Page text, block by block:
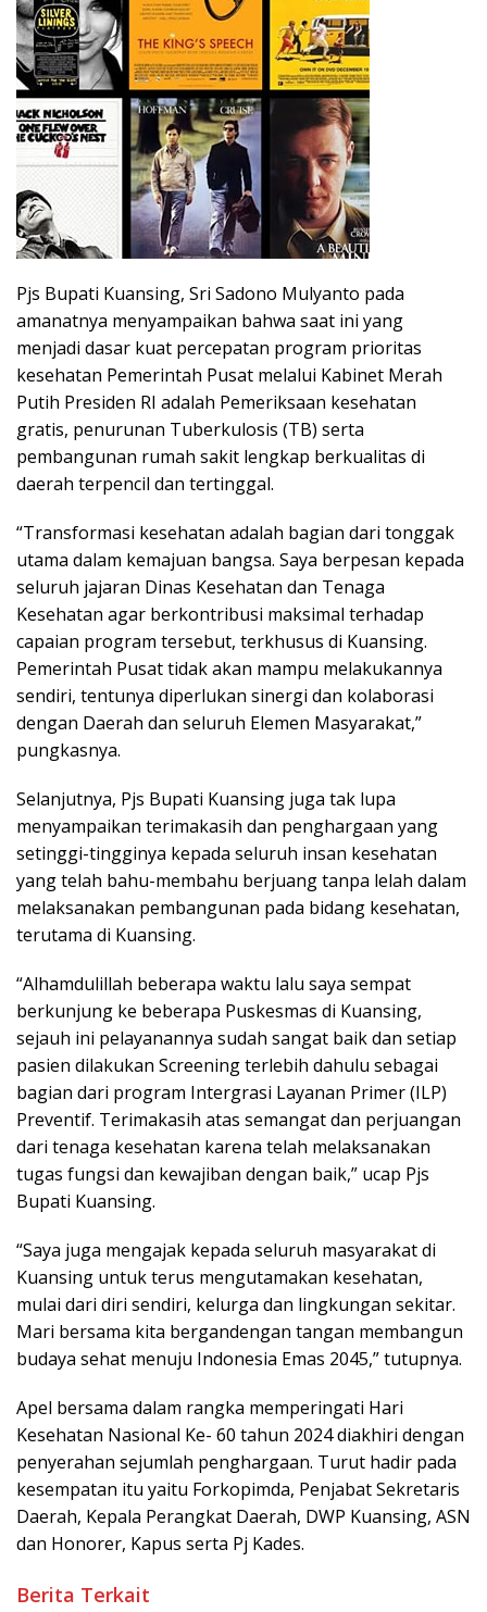
Pjs Bupati Kuansing, Sri Sadono Mulyanto pada
amanatnya menyampaikan bahwa saat ini yang
menjadi dasar kuat percepatan program prioritas
kesehatan Pemerintah Pusat melalui Kabinet Merah
Putih Presiden RI adalah Pemeriksaan kesehatan
gratis, penurunan Tuberkulosis (TB) serta
pembangunan rumah sakit lengkap berkualitas di
daerah terpencil dan tertinggal.
“Transformasi kesehatan adalah bagian dari tonggak
utama dalam kemajuan bangsa. Saya berpesan kepada
seluruh jajaran Dinas Kesehatan dan Tenaga
Kesehatan agar berkontribusi maksimal terhadap
capaian program tersebut, terkhusus di Kuansing.
Pemerintah Pusat tidak akan mampu melakukannya
sendiri, tentunya diperlukan sinergi dan kolaborasi
dengan Daerah dan seluruh Elemen Masyarakat,”
pungkasnya.
Selanjutnya, Pjs Bupati Kuansing juga tak lupa
menyampaikan terimakasih dan penghargaan yang
setinggi-tingginya kepada seluruh insan kesehatan
yang telah bahu-membahu berjuang tanpa lelah dalam
melaksanakan pembangunan pada bidang kesehatan,
terutama di Kuansing.
“Alhamdulillah beberapa waktu lalu saya sempat
berkunjung ke beberapa Puskesmas di Kuansing,
sejauh ini pelayanannya sudah sangat baik dan setiap
pasien dilakukan Screening terlebih dahulu sebagai
bagian dari program Intergrasi Layanan Primer (ILP)
Preventif. Terimakasih atas semangat dan perjuangan
dari tenaga kesehatan karena telah melaksanakan
tugas fungsi dan kewajiban dengan baik,” ucap Pjs
Bupati Kuansing.
“Saya juga mengajak kepada seluruh masyarakat di
Kuansing untuk terus mengutamakan kesehatan,
mulai dari diri sendiri, kelurga dan lingkungan sekitar.
Mari bersama kita bergandengan tangan membangun
budaya sehat menuju Indonesia Emas 2045,” tutupnya.
Apel bersama dalam rangka memperingati Hari
Kesehatan Nasional Ke- 60 tahun 2024 diakhiri dengan
penyerahan sejumlah penghargaan. Turut hadir pada
kesempatan itu yaitu Forkopimda, Penjabat Sekretaris
Daerah, Kepala Perangkat Daerah, DWP Kuansing, ASN
dan Honorer, Kapus serta Pj Kades.
Berita Terkait